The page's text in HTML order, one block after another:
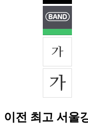
이전 최고 서울